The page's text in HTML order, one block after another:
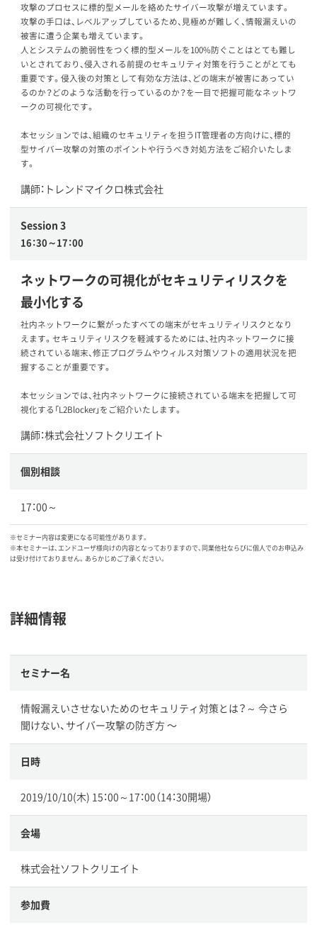
攻撃のプロセスに標的型メールを絡めたサイバー攻撃が増えています。
攻撃の手口は、レベルアップしているため、見極めが難しく、情報漏えいの
被害に遭う企業も増えています。
人とシステムの脆弱性をつく標的型メールを100%防ぐことはとても難し
いとされており、侵入される前提のセキュリティ対策を行うことがとても
重要です。侵入後の対策として有効な方法は、どの端末が被害にあってい
るのか？どのような活動を行っているのか？を一目で把握可能なネットワ
ークの可視化です。
本セッションでは、組織のセキュリティを担うIT管理者の方向けに、標的
型サイバー攻撃の対策のポイントや行うべき対処方法をご紹介いたしま
す。
講師：トレンドマイクロ株式会社
Session 3
16：30～17：00
ネットワークの可視化がセキュリティリスクを
最小化する
社内ネットワークに繋がったすべての端末がセキュリティリスクとなり
えます。セキュリティリスクを軽減するためには、社内ネットワークに接
続されている端末、修正プログラムやウィルス対策ソフトの適用状況を把
握することが重要です。
本セッションでは、社内ネットワークに接続されている端末を把握して可
視化する「L2Blocker」をご紹介いたします。
講師：株式会社ソフトクリエイト
個別相談
17：00～
※セミナー内容は変更になる可能性があります。
※本セミナーは、エンドユーザ様向けの内容となっておりますので、同業他社ならびに個人でのお申込み
は受け付けておりません。あらかじめご了承ください。
詳細情報
セミナー名
情報漏えいさせないためのセキュリティ対策とは？～ 今さら
聞けない、サイバー攻撃の防ぎ方 〜
日時
2019/10/10(木) 15：00～17：00（14：30開場）
会場
株式会社ソフトクリエイト
参加費